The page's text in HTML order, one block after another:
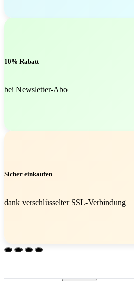
10% Rabatt
bei Newsletter-Abo
Sicher einkaufen
dank verschlüsselter SSL-Verbindung